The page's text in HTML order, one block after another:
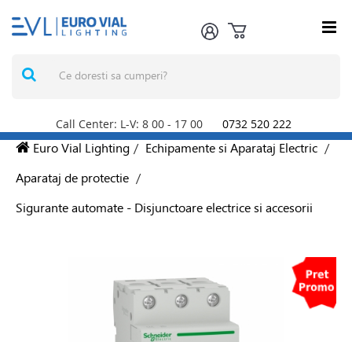
Call Center: L-V: 8 00 - 17 00 0732 520 222
Euro Vial Lighting / Echipamente si Aparataj Electric /
Aparataj de protectie /
Sigurante automate - Disjunctoare electrice si accesorii